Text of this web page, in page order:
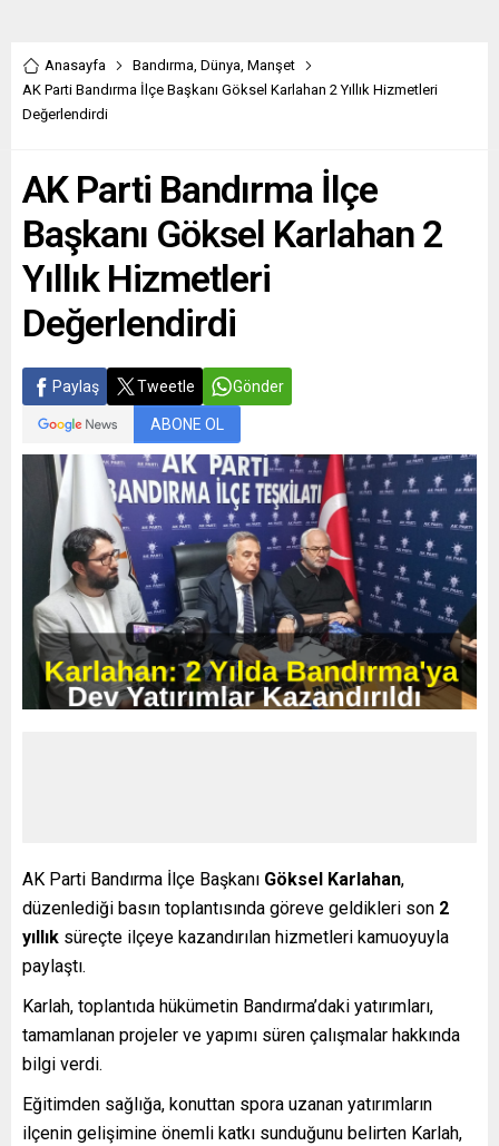
Anasayfa Bandırma Dünya Manşet
AK Parti Bandırma İlçe Başkanı Göksel Karlahan 2 Yıllık Hizmetleri
Değerlendirdi
AK Parti Bandırma İlçe
Başkanı Göksel Karlahan 2
Yıllık Hizmetleri
Değerlendirdi
Paylaş Tweetle Gönder
ABONE OL
AK Parti Bandırma İlçe Başkanı Göksel Karlahan,
düzenlediği basın toplantısında göreve geldikleri son 2
yıllık süreçte ilçeye kazandırılan hizmetleri kamuoyuyla
paylaştı.
Karlah, toplantıda hükümetin Bandırma’daki yatırımları,
tamamlanan projeler ve yapımı süren çalışmalar hakkında
bilgi verdi.
Eğitimden sağlığa, konuttan spora uzanan yatırımların
ilçenin gelişimine önemli katkı sunduğunu belirten Karlah,